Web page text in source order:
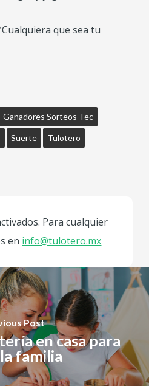
que sea tu
Ganadores Sorteos Tec
Suerte Tulotero
Para cualquier
en info@tulotero.mx
Post
en casa para
familia